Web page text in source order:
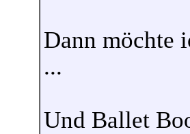
Dann möchte
...
Und Ballet